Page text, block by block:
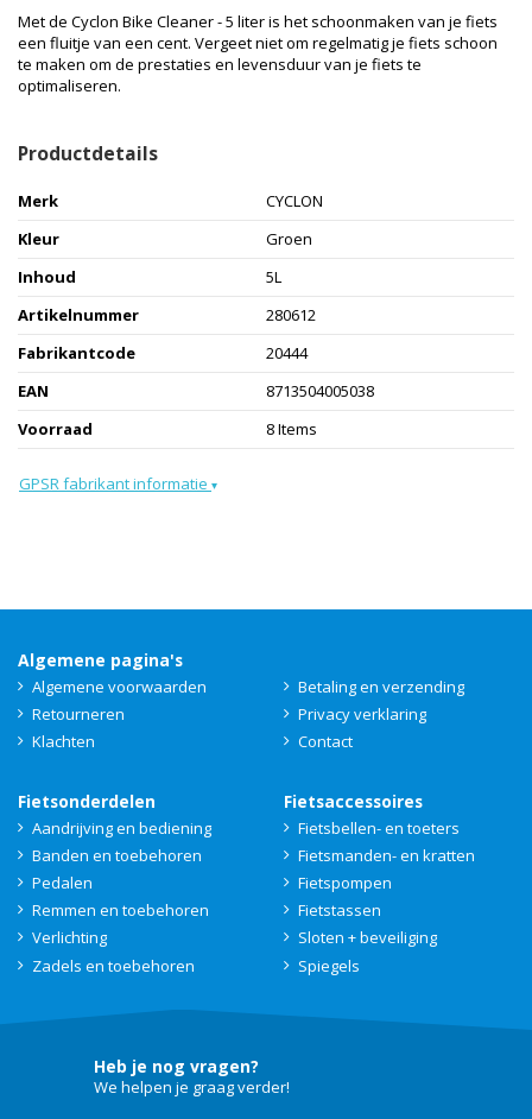
Met de Cyclon Bike Cleaner - 5 liter is het schoonmaken van je fiets
een fluitje van een cent. Vergeet niet om regelmatig je fiets schoon
te maken om de prestaties en levensduur van je fiets te
optimaliseren.
Productdetails
Merk
CYCLON
Kleur
Groen
Inhoud
5L
Artikelnummer
280612
Fabrikantcode
20444
EAN
8713504005038
Voorraad
8 Items
GPSR fabrikant informatie ▾
Algemene pagina's
Algemene voorwaarden
Betaling en verzending
Retourneren
Privacy verklaring
Klachten
Contact
Fietsonderdelen
Aandrijving en bediening
Banden en toebehoren
Pedalen
Remmen en toebehoren
Verlichting
Zadels en toebehoren
Fietsaccessoires
Fietsbellen- en toeters
Fietsmanden- en kratten
Fietspompen
Fietstassen
Sloten + beveiliging
Spiegels
Heb je nog vragen?
We helpen je graag verder!